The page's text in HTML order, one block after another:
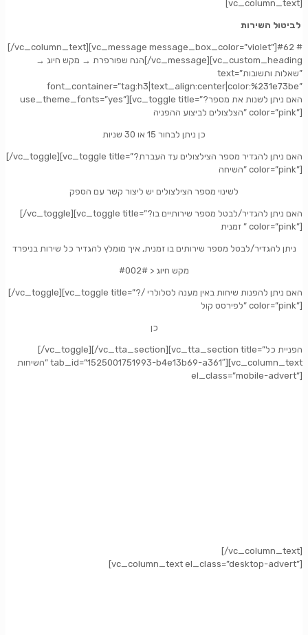
[vc_column_text]
[/vc_column_text][vc_message message_box_color=”violet”]#62 #
→ הנח שפורפרת → מקש חיוג
[/vc_message][vc_custom_heading
text=”שאלות ותשובות”
font_container=”tag:h3|text_align:center|color:%231e73be”
use_theme_fonts=”yes”][vc_toggle title=”?האם ניתן לשנות את מספר
הצלצולים לביצוע ההפניה” color=”pink”]
כן ניתן לבחור 15 או 30 שניות
[/vc_toggle][vc_toggle title=”?האם ניתן להגדיר מספר הצילצולים עד העברת
השיחה” color=”pink”]
לשינוי מספר הצילצולים יש ליצור קשר עם הספק
[/vc_toggle][vc_toggle title=”?האם ניתן להגדיר/לבטל מספר שירותיים בו
זמנית ” color=”pink”]
ניתן להגדיר/לבטל מספר שירותים בו זמנית, איך מומלץ להגדיר כל שירות בניפרד
#002# > מקש חיוג
[/vc_toggle][vc_toggle title=”?האם ניתן להפנות שיחות באין מענה לסלולרי /
לפירסט קול” color=”pink”]
כן
[/vc_toggle][/vc_tta_section][vc_tta_section title=”הפניית כל
השיחות” tab_id=”1525001751993-b4e13b69-a361″][vc_column_text
el_class=”mobile-advert”]
[/vc_column_text]
[vc_column_text el_class=”desktop-advert”]